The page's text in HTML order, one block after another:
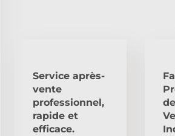
Service après-
vente
professionnel,
rapide et
efficace.
de